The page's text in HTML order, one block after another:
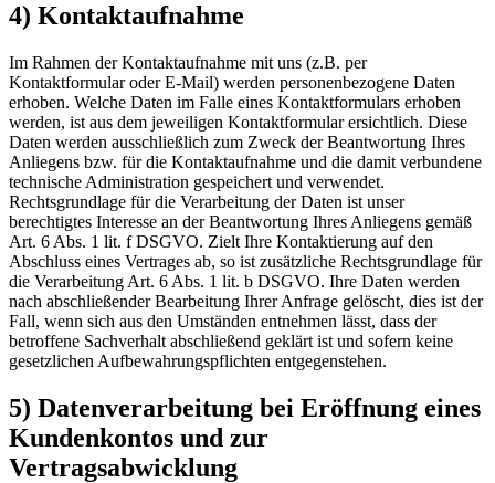
4) Kontaktaufnahme
Im Rahmen der Kontaktaufnahme mit uns (z.B. per
Kontaktformular oder E-Mail) werden personenbezogene Daten
erhoben. Welche Daten im Falle eines Kontaktformulars erhoben
werden, ist aus dem jeweiligen Kontaktformular ersichtlich. Diese
Daten werden ausschließlich zum Zweck der Beantwortung Ihres
Anliegens bzw. für die Kontaktaufnahme und die damit verbundene
technische Administration gespeichert und verwendet.
Rechtsgrundlage für die Verarbeitung der Daten ist unser
berechtigtes Interesse an der Beantwortung Ihres Anliegens gemäß
Art. 6 Abs. 1 lit. f DSGVO. Zielt Ihre Kontaktierung auf den
Abschluss eines Vertrages ab, so ist zusätzliche Rechtsgrundlage für
die Verarbeitung Art. 6 Abs. 1 lit. b DSGVO. Ihre Daten werden
nach abschließender Bearbeitung Ihrer Anfrage gelöscht, dies ist der
Fall, wenn sich aus den Umständen entnehmen lässt, dass der
betroffene Sachverhalt abschließend geklärt ist und sofern keine
gesetzlichen Aufbewahrungspflichten entgegenstehen.
5) Datenverarbeitung bei Eröffnung eines
Kundenkontos und zur
Vertragsabwicklung